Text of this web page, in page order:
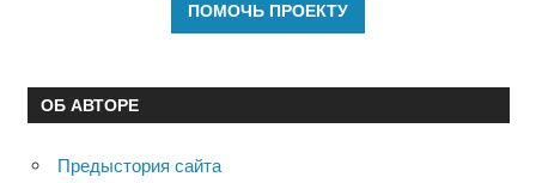
ОБ АВТОРЕ
Предыстория сайта